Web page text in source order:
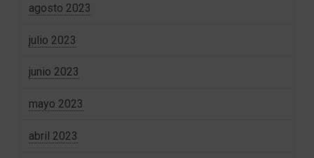
agosto 2023
julio 2023
junio 2023
mayo 2023
abril 2023